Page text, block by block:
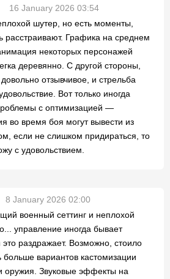
16 January 2026 03:54
шутер, но есть моменты,
расстраивают. Графика на среднем
некоторых персонажей
деревянно. С другой стороны,
отзывчивое, и стрельба
Вот только иногда
с оптимизацией —
во время боя могут вывести из
если не слишком придираться, то
с удовольствием.
8 January 2026 02:00
военный сеттинг и неплохой
управление иногда бывает
раздражает. Возможно, стоило
больше вариантов кастомизации
оружия. Звуковые эффекты на